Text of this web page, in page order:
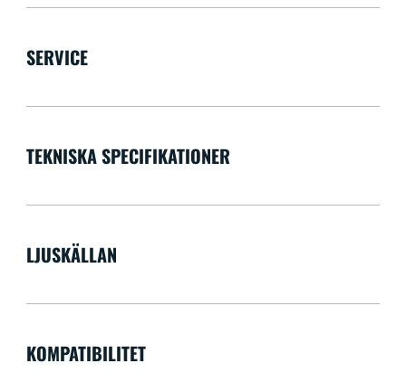
SERVICE
TEKNISKA SPECIFIKATIONER
LJUSKÄLLAN
KOMPATIBILITET